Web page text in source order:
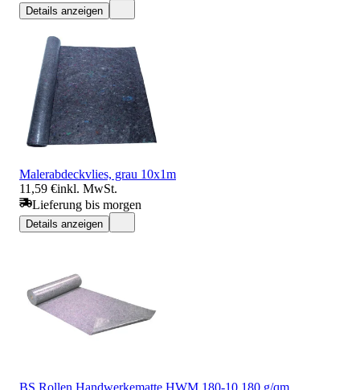
Details anzeigen
Malerabdeckvlies, grau 10x1m
11,59 €inkl. MwSt.
Lieferung bis morgen
Details anzeigen
BS Rollen Handwerkematte HWM.180-10 180 g/qm